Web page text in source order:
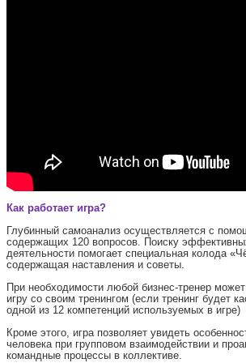
Как работает игра?
Глубинный самоанализ осуществляется с
содержащих 120 вопросов. Поиску
деятельности помогает специальная колода
содержащая наставления и советы.
При необходимости любой бизнес-тренер
игру со своим тренингом (если тренинг будет
одной из 12 компетенций используемых в игре)
Кроме этого, игра позволяет увидеть
человека при групповом взаимодействии и
командные процессы в коллективе.